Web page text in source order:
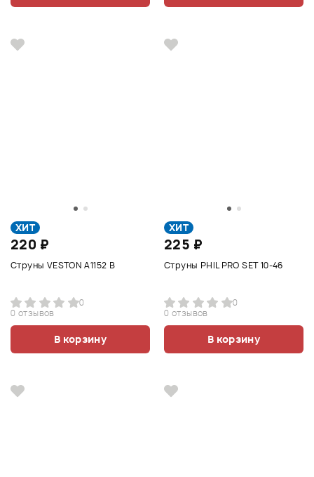
ХИТ
220 ₽
Струны VESTON A1152 B
0
0 отзывов
В корзину
ХИТ
225 ₽
Струны PHIL PRO SET 10-46
0
0 отзывов
В корзину